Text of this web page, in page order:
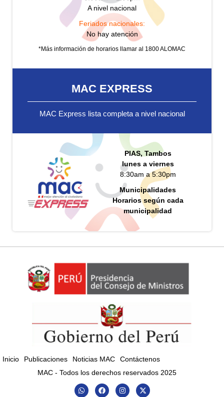
A nivel nacional
Feriados nacionales:
No hay atención
*Más información de horarios llamar al 1800 ALOMAC
MAC EXPRESS
MAC Express lista completa a nivel nacional
PIAS, Tambos
lunes a viernes
8:30am a 5:30pm
Municipalidades
Horarios según cada
municipalidad
Inicio Publicaciones Noticias MAC
Contáctenos
MAC - Todos los derechos reservados 2025